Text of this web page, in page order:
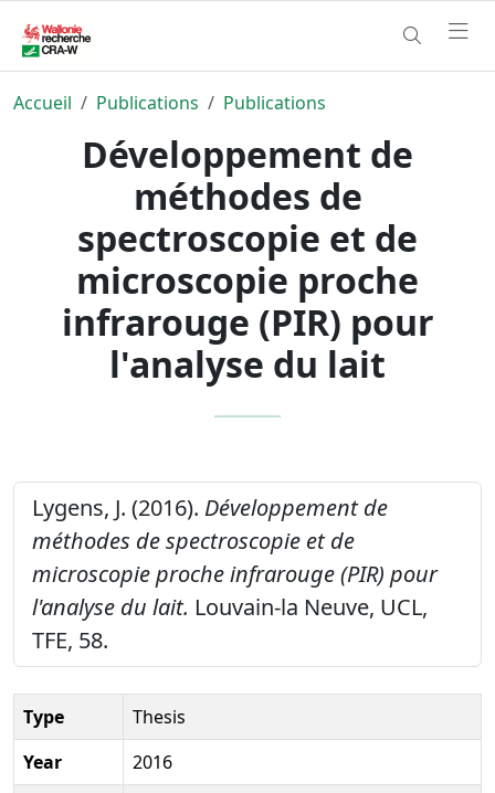
Accueil Publications Publications
Développement de
méthodes de
spectroscopie et de
microscopie proche
infrarouge (PIR) pour
l'analyse du lait
Lygens, J. (2016). Développement de
méthodes de spectroscopie et de
microscopie proche infrarouge (PIR) pour
l'analyse du lait. Louvain-la Neuve, UCL,
TFE, 58.
Type
Thesis
Year
2016